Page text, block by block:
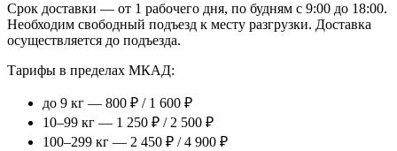
Срок доставки — от 1 рабочего дня, по будням с 9:00 до 18:00.
Необходим свободный подъезд к месту разгрузки. Доставка
осуществляется до подъезда.
Тарифы в пределах МКАД:
до 9 кг — 800 ₽ / 1 600 ₽
10–99 кг — 1 250 ₽ / 2 500 ₽
100–299 кг — 2 450 ₽ / 4 900 ₽